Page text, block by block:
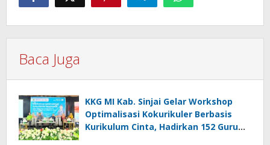
Baca Juga
KKG MI Kab. Sinjai Gelar Workshop
Optimalisasi Kokurikuler Berbasis
Kurikulum Cinta, Hadirkan 152 Guru